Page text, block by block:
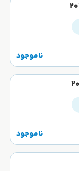
ناموجود
ناموجود